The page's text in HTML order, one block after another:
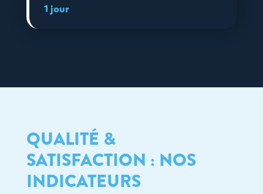
1 jour
QUALITÉ &
SATISFACTION : NOS
INDICATEURS